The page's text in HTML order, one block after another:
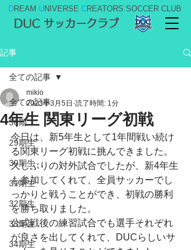
DREAM UNIVERSE CREATORS SOCCER CLUB
DUC サッカークラブ
記事
全ての記事
36期
29期生
30期生
31期生
32期生
33期生
34期生
全ての記事
4年生 関東リーグ初戦
mikio
2023年3月5日 読了時間: 1分
今日は、新5年生として1年間戦い続け
る関東リーグ初戦に挑んできました。
久しぶりの対外試合でしたが、新4年生
も参加してくれて、全員サッカーでし
っかりと戦うことができ、初戦の勝利
を勝ち取りました。
公式戦後の練習試合でも選手それぞれ
が良さを出してくれて、DUCらしいサ